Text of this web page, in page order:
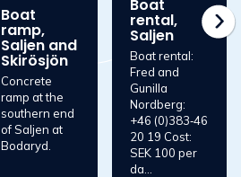
Boat
ramp,
Saljen and
Skirösjön
Concrete
ramp at the
southern end
of Saljen at
Bodaryd.
Boat
rental,
Saljen
Boat rental:
Fred and
Gunilla
Nordberg:
+46 (0)383‑46
20 19 Cost:
SEK 100 per
da...